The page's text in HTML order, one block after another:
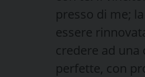
presso di me;
essere
credere ad
perfette, con